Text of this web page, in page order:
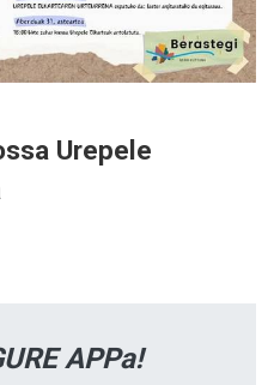
Urepele
APPa!